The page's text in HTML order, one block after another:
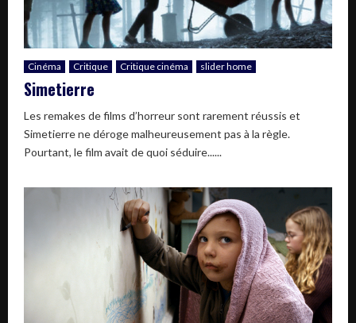
Cinéma Critique Critique cinéma slider home
Simetierre
Les remakes de films d’horreur sont rarement réussis et
Simetierre ne déroge malheureusement pas à la règle.
Pourtant, le film avait de quoi séduire......